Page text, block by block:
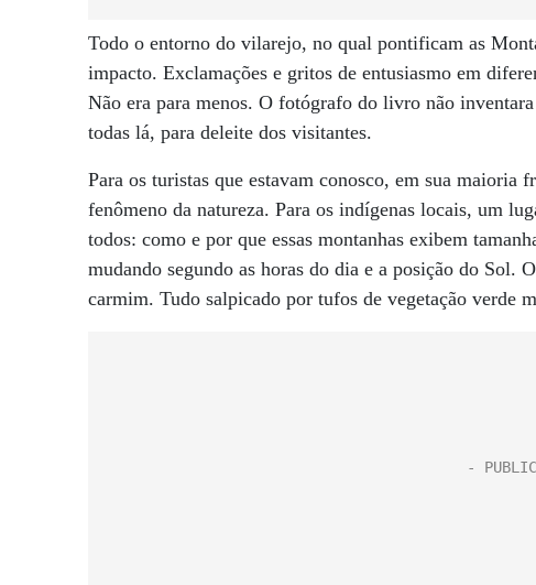
Todo o entorno do vilarejo, no qual pontificam as
impacto. Exclamações e gritos de entusiasmo em
Não era para menos. O fotógrafo do livro não
todas lá, para deleite dos visitantes.
Para os turistas que estavam conosco, em sua maioria
fenômeno da natureza. Para os indígenas locais, um
todos: como e por que essas montanhas exibem
mudando segundo as horas do dia e a posição do Sol.
carmim. Tudo salpicado por tufos de vegetação verde